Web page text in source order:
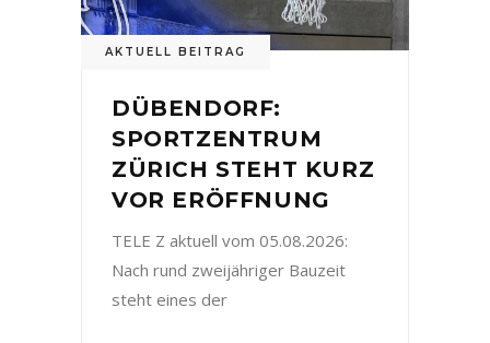
AKTUELL BEITRAG
DÜBENDORF:
SPORTZENTRUM
ZÜRICH STEHT KURZ
VOR ERÖFFNUNG
TELE Z aktuell vom 05.08.2026:
Nach rund zweijähriger Bauzeit
steht eines der